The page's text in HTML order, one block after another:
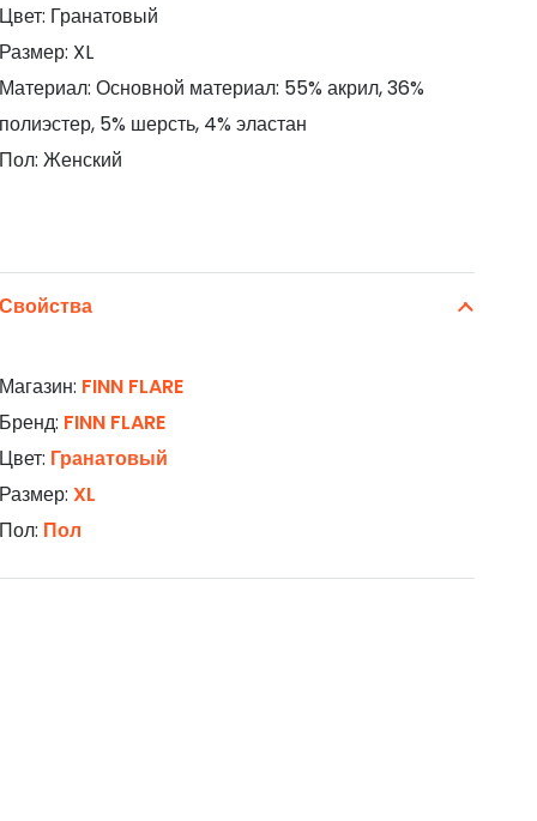
Гранатовый
XL
Основной материал: 55% акрил, 36%
5% шерсть, 4% эластан
Женский
FINN FLARE
FINN FLARE
Гранатовый
XL
Пол